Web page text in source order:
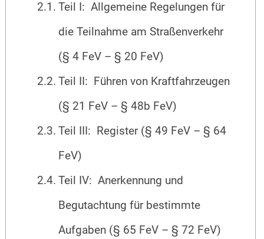
Teil I: Allgemeine Regelungen für
die Teilnahme am Straßenverkehr
(§ 4 FeV – § 20 FeV)
Teil II: Führen von Kraftfahrzeugen
(§ 21 FeV – § 48b FeV)
Teil III: Register (§ 49 FeV – § 64
FeV)
Teil IV: Anerkennung und
Begutachtung für bestimmte
Aufgaben (§ 65 FeV – § 72 FeV)